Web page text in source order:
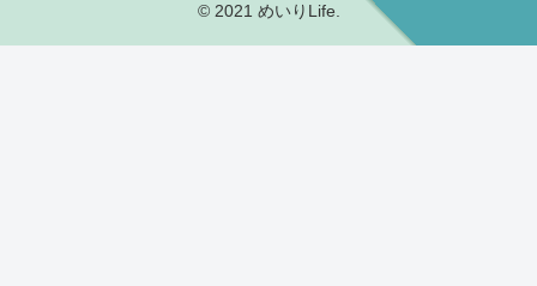
© 2021 めいりLife.